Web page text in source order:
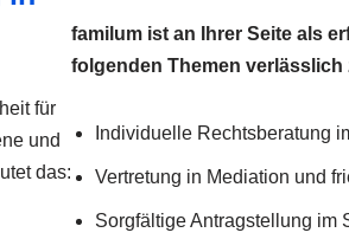
für
und
das:
familum ist an Ihrer Seite als
folgenden Themen verlässlich
Individuelle Rechtsberatung
Vertretung in Mediation und
Sorgfältige Antragstellung im